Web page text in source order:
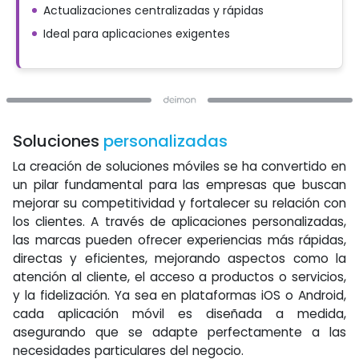
Actualizaciones centralizadas y rápidas
Ideal para aplicaciones exigentes
Soluciones personalizadas
La creación de soluciones móviles se ha convertido en
un pilar fundamental para las empresas que buscan
mejorar su competitividad y fortalecer su relación con
los clientes. A través de aplicaciones personalizadas,
las marcas pueden ofrecer experiencias más rápidas,
directas y eficientes, mejorando aspectos como la
atención al cliente, el acceso a productos o servicios,
y la fidelización. Ya sea en plataformas iOS o Android,
cada aplicación móvil es diseñada a medida,
asegurando que se adapte perfectamente a las
necesidades particulares del negocio.